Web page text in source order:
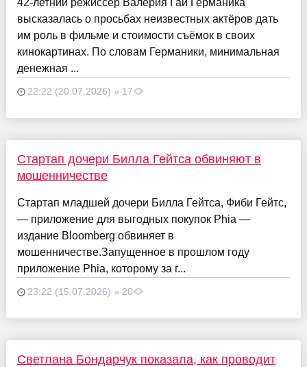
высказалась о просьбах неизвестных актёров дать
им роль в фильме и стоимости съёмок в своих
кинокартинах. По словам Германики, минимальная
денежная ...
22:22 (20.07.2026) » 17
Стартап дочери Билла Гейтса обвиняют в
мошенничестве
Стартап младшей дочери Билла Гейтса, Фиби Гейтс,
— приложение для выгодных покупок Phia —
издание Bloomberg обвиняет в
мошенничестве.Запущенное в прошлом году
приложение Phia, которому за г...
23:22 (15.07.2026) » 20
Светлана Бондарчук показала, как проводит